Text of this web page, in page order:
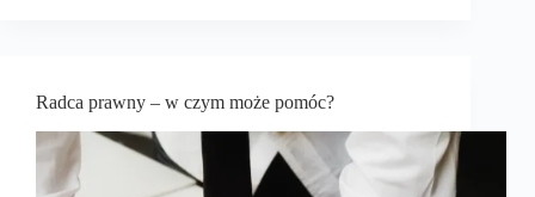
Radca prawny – w czym może pomóc?